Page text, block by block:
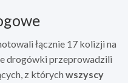
łącznie 17 kolizji na
drogówki przeprowadzili
z którychwszyscy